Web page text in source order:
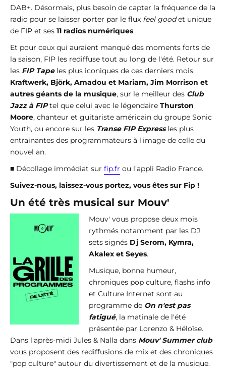
DAB+. Désormais, plus besoin de capter la fréquence de la
radio pour se laisser porter par le flux feel goodet unique
de FIP et ses 11 radios numériques.
Et pour ceux qui auraient manqué des moments forts de
la saison, FIP les rediffuse tout au long de l'été. Retour sur
les FIP Tapeles plus iconiques de ces derniers mois,
Kraftwerk, Björk, Amadou et Mariam, Jim Morrison et
autres géants de la musique, sur le meilleur des Club
Jazz à FIPtel que celui avec le légendaire Thurston
Moore, chanteur et guitariste américain du groupe Sonic
Youth, ou encore sur les Transe FIP Expressles plus
entrainantes des programmateurs à l'image de celle du
nouvel an.
■ Décollage immédiat sur fip.fr ou l'appli Radio France.
Suivez-nous, laissez-vous portez, vous êtes sur Fip !
Un été très musical sur Mouv'
Mouv' vous propose deux mois
rythmés notamment par les DJ
sets signés Dj Serom, Kymra,
Akalex et Seyes.
Musique, bonne humeur,
chroniques pop culture, flashs info
et Culture Internet sont au
programme de On n'est pas
fatigué, la matinale de l'été
présentée par Lorenzo & Héloïse.
Dans l'après-midi Jules & Nalla dans Mouv' Summer club
vous proposent des rediffusions de mix et des chroniques
"pop culture" autour du divertissement et de la musique.